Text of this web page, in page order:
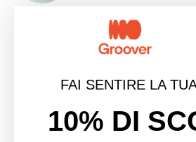
article précédent
ACCELERARE LA TUA
WARM, LA PIATTAFORMA
FAI SENTIRE LA
10% DI